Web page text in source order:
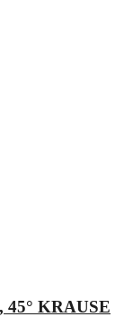
45° KRAUSE